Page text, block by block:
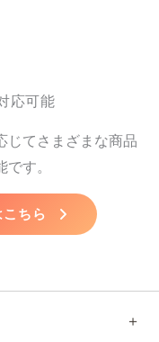
応可能
じてさまざまな商品
す。
ちら